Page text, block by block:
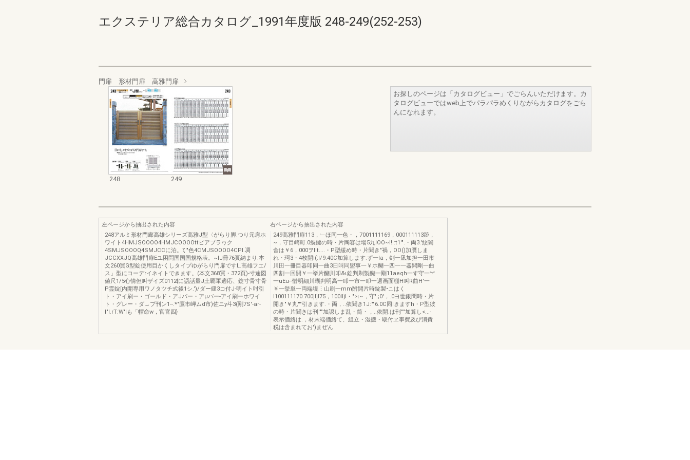
エクステリア総合カタログ_1991年度版 248-249(252-253)
門扉 形材門扉 高雅門扉
248 249
お探しのページは「カタログビュー」でごらんいただけます。カ
タログビューではweb上でパラパラめくりながらカタログをごら
んになれます。
左ページから抽出された内容
248アルミ形材門廊高雄シリーズ高雅J型〈がらり脚.つり元肩ホ
ワイト4HMJSOOOO4HMJCOOOOttピアブラヮク
4SMJSOOOQ4SMJCCに泊。ζ'"色4CMJSOOOO4CPl.凋
JCCXXJQ高雄門扉Eユ困問国国国規格表。~IJ冊76頁納まり.本
文260買G型錠使用目かくしタイプゆがらり門扉ですL.高雄フエ/
ス」型にコーデrイネイトできます。(本文368買・372頁)-寸途図
値尺1/5心情但叫ザイズ0112{に語話量J土覇軍適応、錠寸骨寸骨
P霊錠[内開専用ワノタツチ式後1シ.')/ダー鑓3コ付J-明イト吋引
ト・アイ刷ー・ゴールド・アJパー・アμバー-アイ刷ーホワイ
ト・グレー・ダ→プ刊ン1--.*"鷹市岬ムd市)佐ニy斗3(剛7S'-ar-
I"l.rT:W'lも「帽命w，官官四}
右ページから抽出された内容
249高雅門扉113，﹂ほ同一色・，7001111169，000111113跡，
~，守目崎町.0裂鍵の時・片陶容は場5九IOO~I!.:t1'".・両3.'紋闇
舎は￥6，000ヲI!t....・P型緩め時・片聞き"禍，OO()加贋しま
れ・珂3・4枚開!(:l/9.40C加算します.ず一la，剣一凪加担一田市
川田一冊目器叩同一曲3日叫同盟事一￥ホ醐一四一一器問剛一曲
四割一回開￥一挙片醐川叩&ι錠判剃製醐一剛11aeqh一す守一︾
一uEu--惜明細川瑚判明高一叩一市一叩一週画面棚H叫R曲H'一
￥一挙単一両端境⋮山刷一mm附開片時錠製•こはく
l100111170.700jljl75，100lljl・">ι~，守'.;0'，.0ヨ世銀問時・片
開き"￥丸''"引きます.・両，..依聞き1J:""6.0C同lきますh・P型彼
の時・片聞きは刊'""加認しま乱・筒・，..依開.は刊''"加算し<...-
表示価絡は.，材末端価絡て、組立・湿搬・取付ヱ事費及ぴ消費
税は含まれてお')まぜん